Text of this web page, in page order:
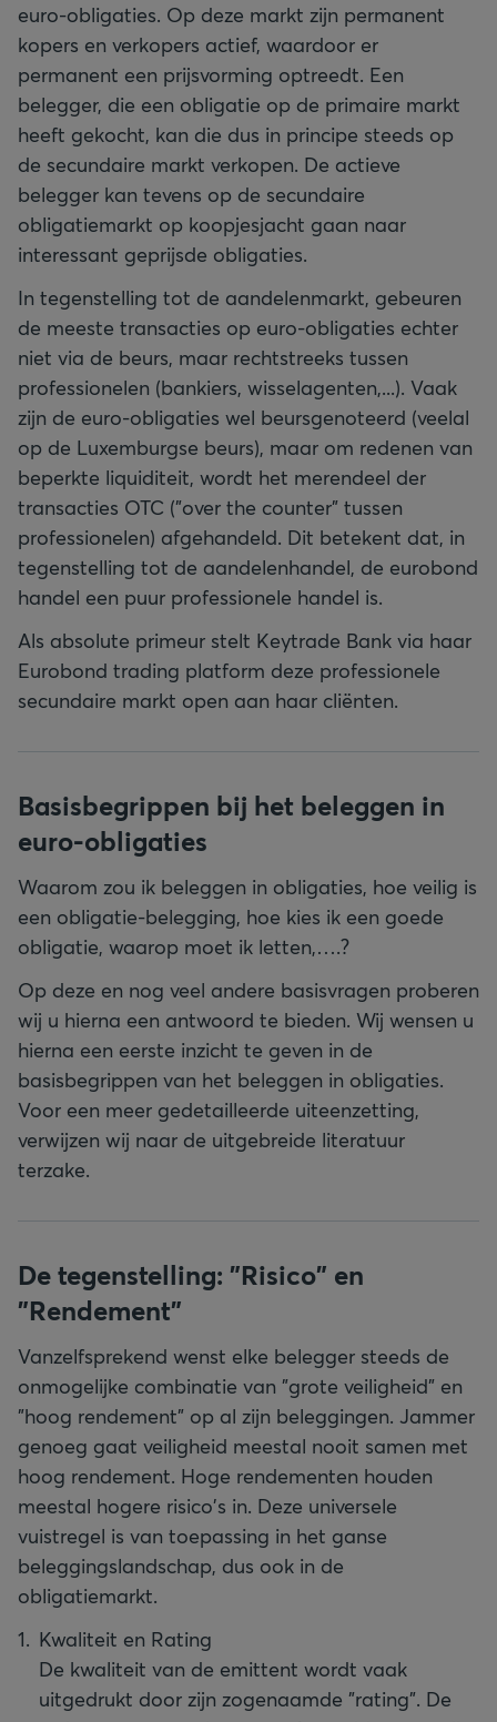
euro-obligaties. Op deze markt zijn permanent
kopers en verkopers actief, waardoor er
permanent een prijsvorming optreedt. Een
belegger, die een obligatie op de primaire markt
heeft gekocht, kan die dus in principe steeds op
de secundaire markt verkopen. De actieve
belegger kan tevens op de secundaire
obligatiemarkt op koopjesjacht gaan naar
interessant geprijsde obligaties.
In tegenstelling tot de aandelenmarkt, gebeuren
de meeste transacties op euro-obligaties echter
niet via de beurs, maar rechtstreeks tussen
professionelen (bankiers, wisselagenten,...). Vaak
zijn de euro-obligaties wel beursgenoteerd (veelal
op de Luxemburgse beurs), maar om redenen van
beperkte liquiditeit, wordt het merendeel der
transacties OTC ("over the counter" tussen
professionelen) afgehandeld. Dit betekent dat, in
tegenstelling tot de aandelenhandel, de eurobond
handel een puur professionele handel is.
Als absolute primeur stelt Keytrade Bank via haar
Eurobond trading platform deze professionele
secundaire markt open aan haar cliënten.
Basisbegrippen bij het beleggen in
euro-obligaties
Waarom zou ik beleggen in obligaties, hoe veilig is
een obligatie-belegging, hoe kies ik een goede
obligatie, waarop moet ik letten,….?
Op deze en nog veel andere basisvragen proberen
wij u hierna een antwoord te bieden. Wij wensen u
hierna een eerste inzicht te geven in de
basisbegrippen van het beleggen in obligaties.
Voor een meer gedetailleerde uiteenzetting,
verwijzen wij naar de uitgebreide literatuur
terzake.
De tegenstelling: "Risico" en
"Rendement"
Vanzelfsprekend wenst elke belegger steeds de
onmogelijke combinatie van "grote veiligheid" en
"hoog rendement" op al zijn beleggingen. Jammer
genoeg gaat veiligheid meestal nooit samen met
hoog rendement. Hoge rendementen houden
meestal hogere risico's in. Deze universele
vuistregel is van toepassing in het ganse
beleggingslandschap, dus ook in de
obligatiemarkt.
Kwaliteit en Rating
De kwaliteit van de emittent wordt vaak
uitgedrukt door zijn zogenaamde "rating". De